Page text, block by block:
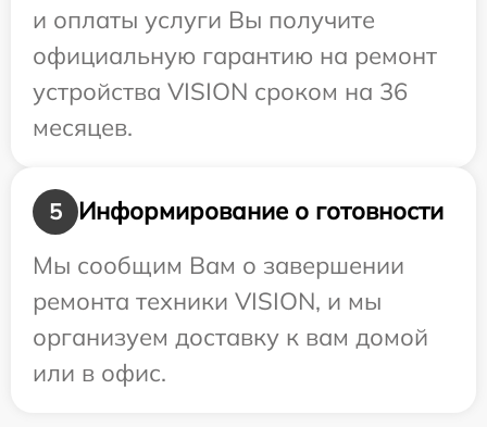
и оплаты услуги Вы получите
официальную гарантию на ремонт
устройства VISION сроком на 36
месяцев.
5
Информирование о готовности
Мы сообщим Вам о завершении
ремонта техники VISION, и мы
организуем доставку к вам домой
или в офис.